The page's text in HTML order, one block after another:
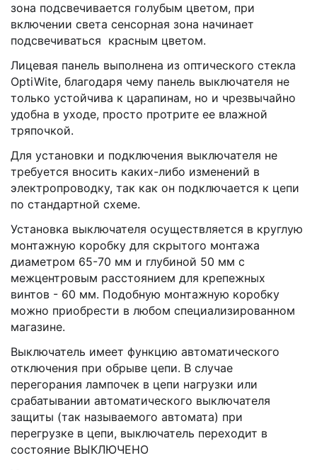
зона подсвечивается голубым цветом, при
включении света сенсорная зона начинает
подсвечиваться красным цветом.
Лицевая панель выполнена из оптического стекла
OptiWite, благодаря чему панель выключателя не
только устойчива к царапинам, но и чрезвычайно
удобна в уходе, просто протрите ее влажной
тряпочкой.
Для установки и подключения выключателя не
требуется вносить каких-либо изменений в
электропроводку, так как он подключается к цепи
по стандартной схеме.
Установка выключателя осуществляется в круглую
монтажную коробку для скрытого монтажа
диаметром 65-70 мм и глубиной 50 мм с
межцентровым расстоянием для крепежных
винтов - 60 мм. Подобную монтажную коробку
можно приобрести в любом специализированном
магазине.
Выключатель имеет функцию автоматического
отключения при обрыве цепи. В случае
перегорания лампочек в цепи нагрузки или
срабатывании автоматического выключателя
защиты (так называемого автомата) при
перегрузке в цепи, выключатель переходит в
состояние ВЫКЛЮЧЕНО